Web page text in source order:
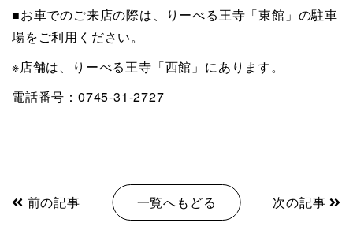
■お車でのご来店の際は、りーべる王寺「東館」の駐車
場をご利用ください。
※店舗は、りーべる王寺「西館」にあります。
電話番号：0745-31-2727
前の記事 一覧へもどる 次の記事